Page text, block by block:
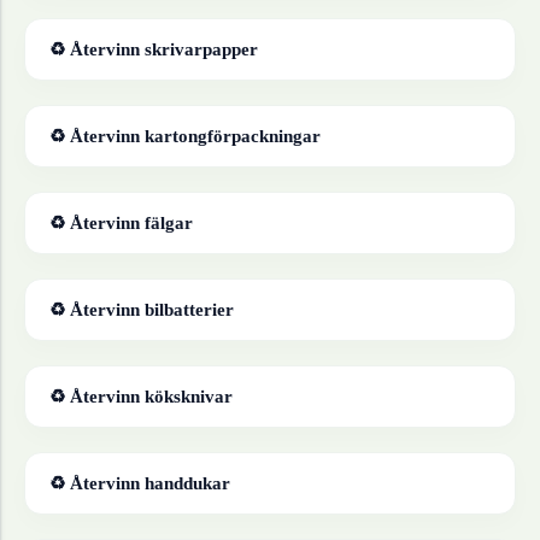
♻ Återvinn skrivarpapper
♻ Återvinn kartongförpackningar
♻ Återvinn fälgar
♻ Återvinn bilbatterier
♻ Återvinn köksknivar
♻ Återvinn handdukar